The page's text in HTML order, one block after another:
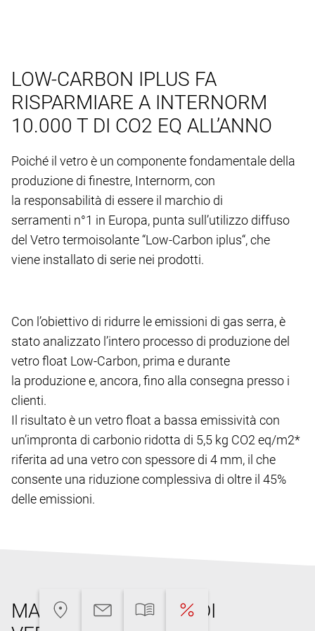
LOW-CARBON IPLUS FA
RISPARMIARE A INTERNORM
10.000 T DI CO2 EQ ALL’ANNO
Poiché il vetro è un componente fondamentale della
produzione di finestre, Internorm, con
la responsabilità di essere il marchio di
serramenti n°1 in Europa, punta sull’utilizzo diffuso
del Vetro termoisolante “Low-Carbon iplus“, che
Con l’obiettivo di ridurre le emissioni di gas serra, è
stato analizzato l’intero processo di produzione del
vetro float Low-Carbon, prima e durante
Il risultato è un vetro float a bassa emissività con
un’impronta di carbonio ridotta di 5,5 kg CO2 eq/m2*
riferita ad una vetro con spessore di 4 mm, il che